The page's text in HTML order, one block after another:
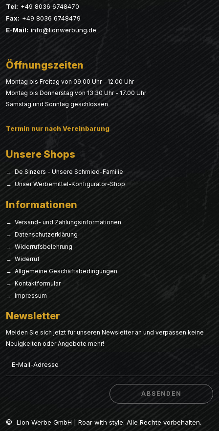
Tel: +49 8036 6748470
Fax: +49 8036 6748479
E-Mail: info@lionwerbung.de
Öffnungszeiten
Montag bis Freitag von 09.00 Uhr - 12.00 Uhr
Montag bis Donnerstag von 13.30 Uhr - 17.00 Uhr
Samstag und Sonntag geschlossen
Termin nur nach Vereinbarung
Unsere Shops
→ De Sinzers - Unsere Schmied-Familie
→ Unser Werbemittel-Konfigurator-Shop
Informationen
→ Versand- und Zahlungsinformationen
→ Datenschutzerklärung
→ Widerrufsbelehrung
→ Widerruf
→ Allgemeine Geschäftsbedingungen
→ Kontaktformular
→ Impressum
Newsletter
Melden Sie sich jetzt für unseren Newsletter an und verpassen keine
Neuigkeiten oder Angebote mehr!
ABSENDEN
ABSENDEN
© Lion Werbe GmbH | Roar with style. Alle Rechte vorbehalten.